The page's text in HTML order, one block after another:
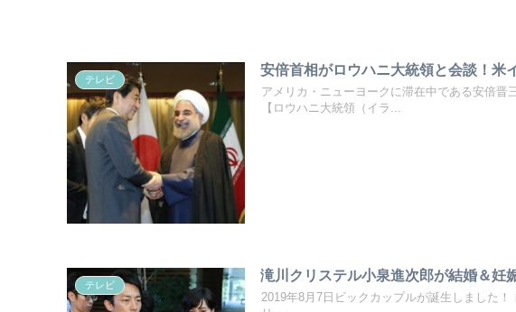
テレビ
安倍首相がロウハニ大統領と会談！米
アメリカ・ニューヨークに滞在中である安倍晋
【ロウハニ大統領（イラ...
テレビ
滝川クリステル小泉進次郎が結婚＆妊
2019年8月7日ビックカップルが誕生しました